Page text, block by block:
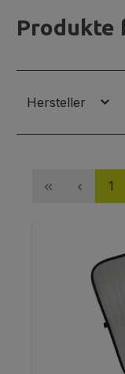
Produkte
Hersteller
1